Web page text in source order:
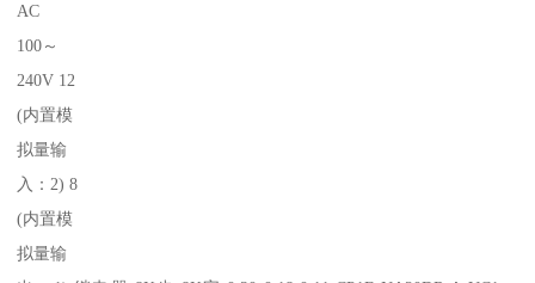
AC
100～
240V 12
(内置模
拟量输
入：2) 8
(内置模
拟量输